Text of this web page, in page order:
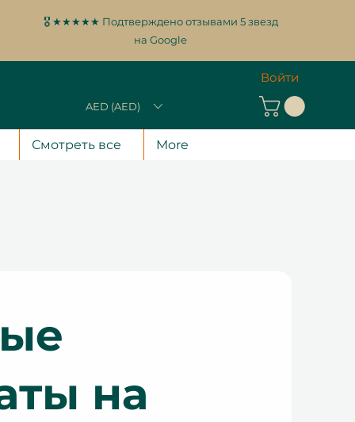
🎖️ ★★★★★ Подтверждено отзывами 5 звезд
на Google
AED (AED)
Войти
Смотреть все More
на